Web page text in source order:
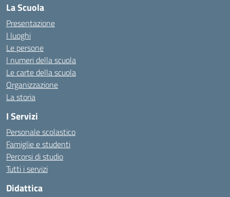
La Scuola
Presentazione
I luoghi
Le persone
I numeri della scuola
Le carte della scuola
Organizzazione
La storia
I Servizi
Personale scolastico
Famiglie e studenti
Percorsi di studio
Tutti i servizi
Didattica